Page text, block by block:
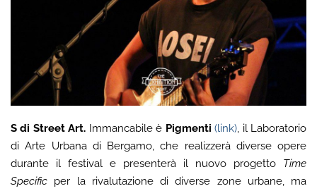
S di Street Art. Immancabile è Pigmenti(link), il Laboratorio
di Arte Urbana di Bergamo, che realizzerà diverse opere
durante il festival e presenterà il nuovo progetto Time
Specific per la rivalutazione di diverse zone urbane, ma